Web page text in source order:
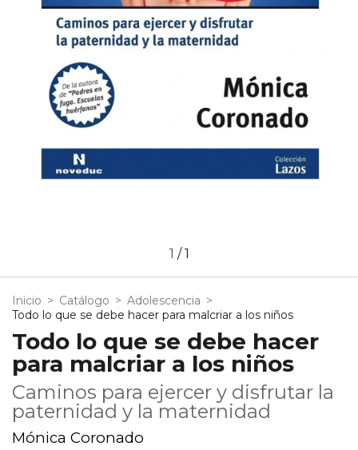
1 /1
Inicio > Catálogo > Adolescencia >
Todo lo que se debe hacer para malcriar a los niños
Todo lo que se debe hacer
para malcriar a los niños
Caminos para ejercer y disfrutar la
paternidad y la maternidad
Mónica Coronado